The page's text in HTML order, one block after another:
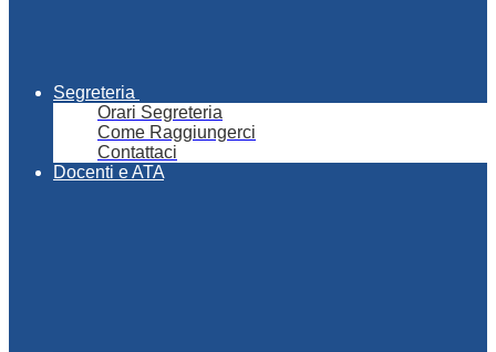
Segreteria
Orari Segreteria
Come Raggiungerci
Contattaci
Docenti e ATA